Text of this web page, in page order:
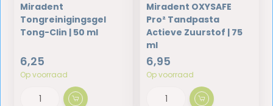
Miradent
Tongreinigingsgel
Tong-Clin | 50 ml
6,25
Op voorraad
Miradent OXYSAFE
Pro² Tandpasta
Actieve Zuurstof | 75
ml
6,95
Op voorraad